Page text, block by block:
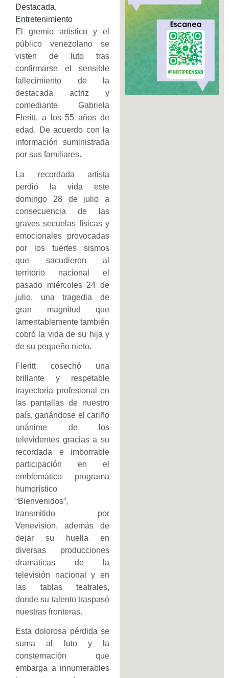
Destacada,
Entretenimiento
El gremio artístico y el
público venezolano se
visten de luto tras
confirmarse el sensible
fallecimiento de la
destacada actriz y
comediante Gabriela
Fleritt, a los 55 años de
edad. De acuerdo con la
información suministrada
por sus familiares.
La recordada artista
perdió la vida este
domingo 28 de julio a
consecuencia de las
graves secuelas físicas y
emocionales provocadas
por los fuertes sismos
que sacudieron al
territorio nacional el
pasado miércoles 24 de
julio, una tragedia de
gran magnitud que
lamentablemente también
cobró la vida de su hija y
de su pequeño nieto.
Fleritt cosechó una
brillante y respetable
trayectoria profesional en
las pantallas de nuestro
país, ganándose el cariño
unánime de los
televidentes gracias a su
recordada e imborrable
participación en el
emblemático programa
humorístico
“Bienvenidos”,
transmitido por
Venevisión, además de
dejar su huella en
diversas producciones
dramáticas de la
televisión nacional y en
las tablas teatrales,
donde su talento traspasó
nuestras fronteras.
Esta dolorosa pérdida se
suma al luto y la
consternación que
embarga a innumerables